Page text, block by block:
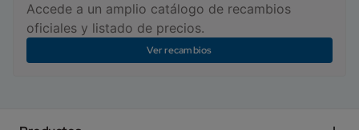
Accede a un amplio catálogo de recambios
oficiales y listado de precios.
Ver recambios